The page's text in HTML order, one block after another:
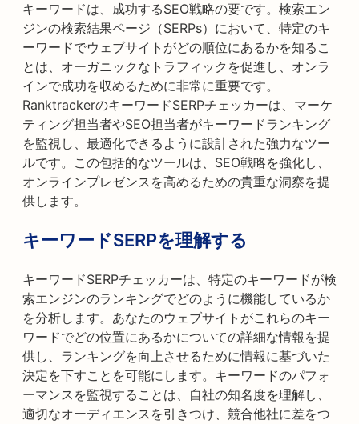
キーワードは、成功するSEO戦略の要です。検索エン
ジンの検索結果ページ（SERPs）において、特定のキ
ーワードでウェブサイトがどの順位にあるかを知るこ
とは、オーガニックなトラフィックを促進し、オンラ
インで成功を収めるために非常に重要です。
RanktrackerのキーワードSERPチェッカーは、マーケ
ティング担当者やSEO担当者がキーワードランキング
を監視し、最適化できるように設計された強力なツー
ルです。この包括的なツールは、SEO戦略を強化し、
オンラインプレゼンスを高めるための貴重な洞察を提
供します。
キーワードSERPを理解する
キーワードSERPチェッカーは、特定のキーワードが検
索エンジンのランキングでどのように機能しているか
を分析します。あなたのウェブサイトがこれらのキー
ワードでどの位置にあるかについての詳細な情報を提
供し、ランキングを向上させるために情報に基づいた
決定を下すことを可能にします。キーワードのパフォ
ーマンスを監視することは、自社の知名度を理解し、
適切なオーディエンスを引きつけ、競合他社に差をつ